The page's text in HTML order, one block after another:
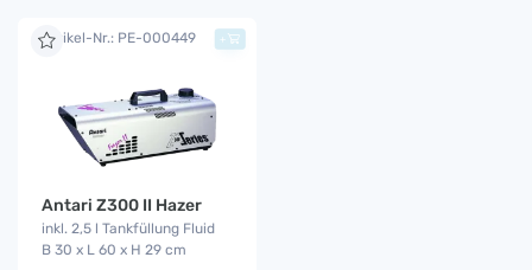
Artikel-Nr.: PE-000449
Antari Z300 II Hazer
inkl. 2,5 l Tankfüllung Fluid
B 30 x L 60 x H 29 cm
+